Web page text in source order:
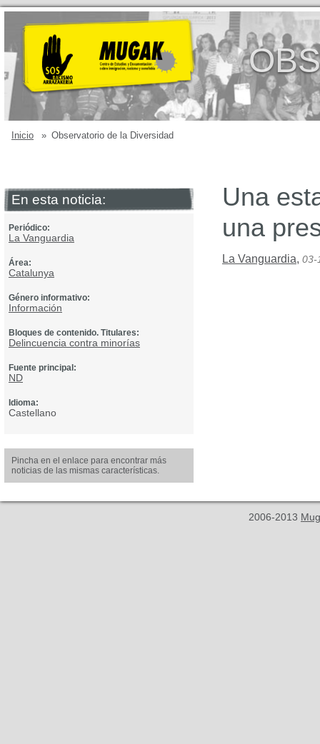
Inicio » Observatorio de la Diversidad
En esta noticia:
Periódico:
La Vanguardia
Área:
Catalunya
Género informativo:
Información
Bloques de contenido. Titulares:
Delincuencia contra minorías
Fuente principal:
ND
Idioma:
Castellano
Pincha en el enlace para encontrar más
noticias de las mismas características.
Una
una
La Vanguardia, 03-
2006-2013